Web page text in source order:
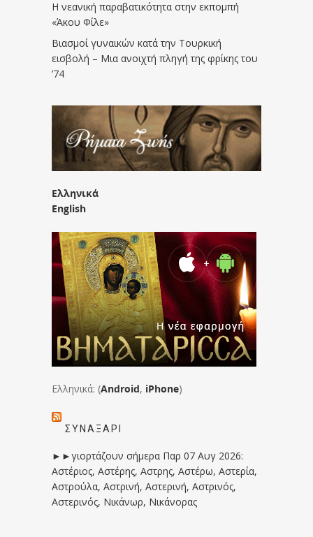
Η νεανική παραβατικότητα στην εκπομπή
«Άκου Φίλε»
Βιασμοί γυναικών κατά την Τουρκική
εισβολή – Μια ανοιχτή πληγή της φρίκης του
’74
Ελληνικά
English
Ελληνικά: (Android, iPhone)
ΣΥΝΑΞΆΡΙ
►►γιορτάζουν σήμερα Παρ 07 Αυγ 2026:
Αστέριος, Αστέρης, Αστρης, Αστέρω, Αστερία,
Αστρούλα, Αστρινή, Αστερινή, Αστρινός,
Αστερινός, Νικάνωρ, Νικάνορας